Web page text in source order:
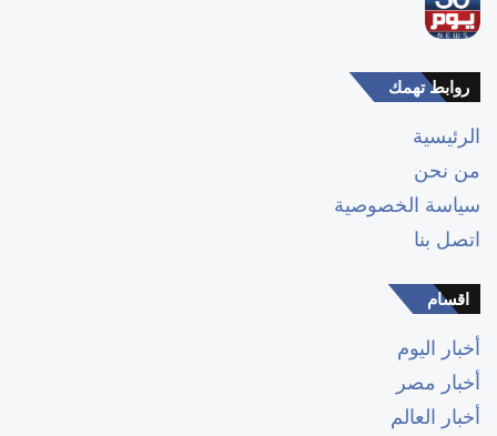
روابط تهمك
الرئيسية
من نحن
سياسة الخصوصية
اتصل بنا
اقسام
أخبار اليوم
أخبار مصر
أخبار العالم